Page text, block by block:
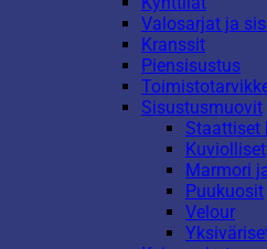
Valosarjat ja
Kranssit
Piensisustus
Sisustusmuovit
Staattiset
Kuviolliset
Marmori
Puukuosit
Velour